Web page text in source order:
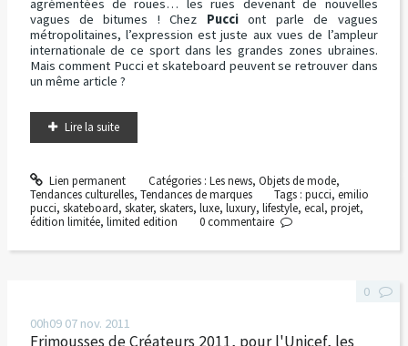
agrémentées de roues… les rues devenant de nouvelles
vagues de bitumes ! Chez Pucciont parle de vagues
métropolitaines, l’expression est juste aux vues de l’ampleur
internationale de ce sport dans les grandes zones ubraines.
Mais comment Pucci et skateboard peuvent se retrouver dans
un même article ?
Lire la suite
Lien permanent Catégories : Les news, Objets de mode,
Tendances culturelles, Tendances de marques Tags :pucci,emilio
pucci, skateboard, skater, skaters, luxe, luxury, lifestyle, ecal, projet,
édition limitée, limited edition 0commentaire
00h09 07 nov. 2011
Frimousses de Créateurs 2011, pour l'Unicef, les
0